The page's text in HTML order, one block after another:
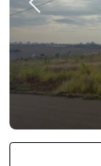
Previous